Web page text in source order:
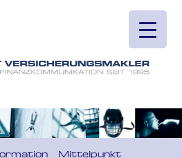
springenMittelpunkt